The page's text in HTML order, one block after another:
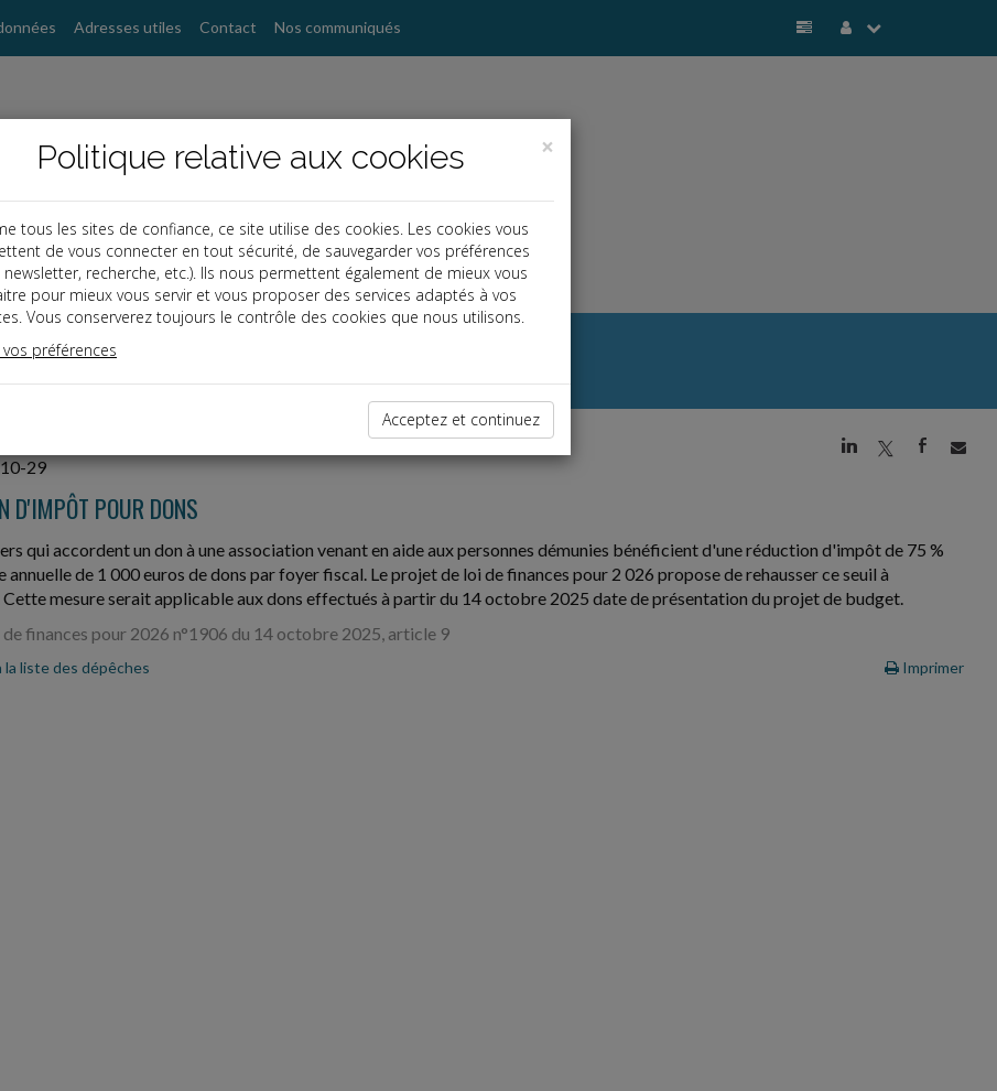
Adresses utiles Contact Nos communiqués
j a b
29
D'IMPÔT POUR DONS
qui accordent un don à une association venant en aide aux personnes démunies bénéficient d'une réduction d'impôt de 75 %
annuelle de 1 000 euros de dons par foyer fiscal. Le projet de loi de finances pour 2 026 propose de rehausser ce seuil à
Cette mesure serait applicable aux dons effectués à partir du 14 octobre 2025 date de présentation du projet de budget.
finances pour 2026 n°1906 du 14 octobre 2025, article 9
la liste des dépêches Imprimer
×
Politique relative aux cookies
tous les sites de confiance, ce site utilise des cookies. Les cookies vous
de vous connecter en tout sécurité, de sauvegarder vos préférences
newsletter, recherche, etc.). Ils nous permettent également de mieux vous
pour mieux vous servir et vous proposer des services adaptés à vos
Vous conserverez toujours le contrôle des cookies que nous utilisons.
vos préférences
Acceptez et continuez